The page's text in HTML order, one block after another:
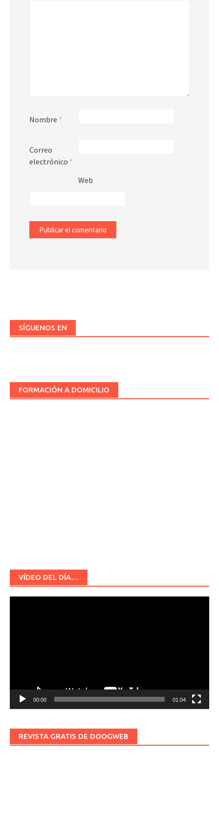
Nombre *
Correo
electrónico *
Web
SÍGUENOS EN
FORMACIÓN A DOMICILIO
VÍDEO DEL DÍA…
00:00 01:04
REVISTA GRATIS DE DOOGWEB